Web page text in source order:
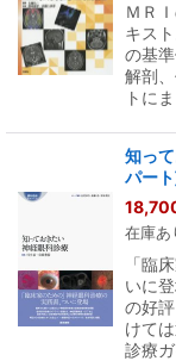
ＭＲ
キス
の基
解剖
トに
知っ
パー
在庫あ
「臨
いに
の好
けて
診療